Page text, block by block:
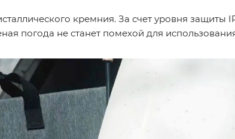
кремния. За счет уровня защиты
погода не станет помехой для